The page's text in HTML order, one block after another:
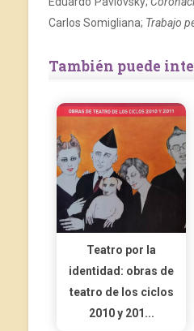
Carlos Somigliana; Trabajo
También puede
Teatro por la
identidad: obras de
teatro de los ciclos
2010 y 201...